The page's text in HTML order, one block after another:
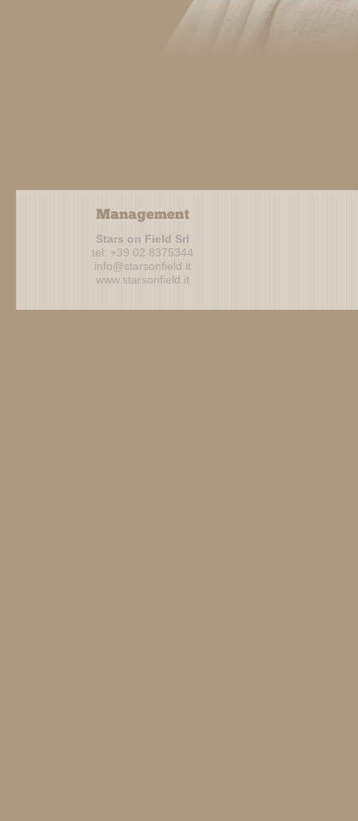
Stars on Field Srl
tel: +39 02 8375344
info@starsonfield.it
www.starsonfield.it